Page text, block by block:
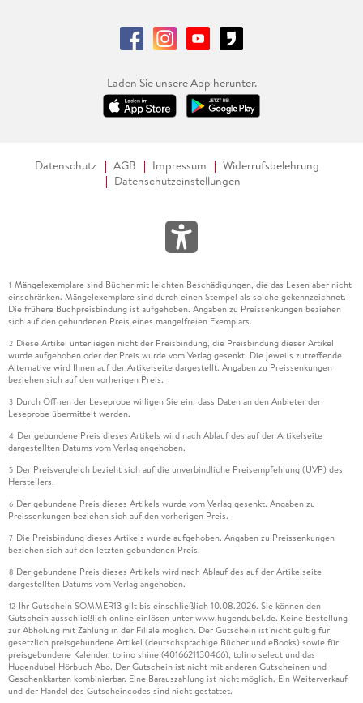
Laden Sie unsere App herunter.
Datenschutz AGB Impressum
Widerrufsbelehrung
Datenschutzeinstellungen
1 Mängelexemplare sind Bücher mit leichten Beschädigungen, die das Lesen aber nicht
einschränken. Mängelexemplare sind durch einen Stempel als solche gekennzeichnet.
Die frühere Buchpreisbindung ist aufgehoben. Angaben zu Preissenkungen beziehen
sich auf den gebundenen Preis eines mangelfreien Exemplars.
2 Diese Artikel unterliegen nicht der Preisbindung, die Preisbindung dieser Artikel
wurde aufgehoben oder der Preis wurde vom Verlag gesenkt. Die jeweils zutreffende
Alternative wird Ihnen auf der Artikelseite dargestellt. Angaben zu Preissenkungen
beziehen sich auf den vorherigen Preis.
3 Durch Öffnen der Leseprobe willigen Sie ein, dass Daten an den Anbieter der
Leseprobe übermittelt werden.
4 Der gebundene Preis dieses Artikels wird nach Ablauf des auf der Artikelseite
dargestellten Datums vom Verlag angehoben.
5 Der Preisvergleich bezieht sich auf die unverbindliche Preisempfehlung (UVP) des
Herstellers.
6 Der gebundene Preis dieses Artikels wurde vom Verlag gesenkt. Angaben zu
Preissenkungen beziehen sich auf den vorherigen Preis.
7 Die Preisbindung dieses Artikels wurde aufgehoben. Angaben zu Preissenkungen
beziehen sich auf den letzten gebundenen Preis.
8 Der gebundene Preis dieses Artikels wird nach Ablauf des auf der Artikelseite
dargestellten Datums vom Verlag angehoben.
12 Ihr Gutschein SOMMER13 gilt bis einschließlich 10.08.2026. Sie können den
Gutschein ausschließlich online einlösen unter www.hugendubel.de. Keine Bestellung
zur Abholung mit Zahlung in der Filiale möglich. Der Gutschein ist nicht gültig für
gesetzlich preisgebundene Artikel (deutschsprachige Bücher und eBooks) sowie für
preisgebundene Kalender, tolino shine (4016621130466), tolino select und das
Hugendubel Hörbuch Abo. Der Gutschein ist nicht mit anderen Gutscheinen und
Geschenkkarten kombinierbar. Eine Barauszahlung ist nicht möglich. Ein Weiterverkauf
und der Handel des Gutscheincodes sind nicht gestattet.